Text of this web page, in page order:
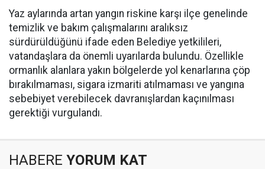
Yaz aylarında artan yangın riskine karşı ilçe genelinde
temizlik ve bakım çalışmalarını aralıksız
sürdürüldüğünü ifade eden Belediye yetkilileri,
vatandaşlara da önemli uyarılarda bulundu. Özellikle
ormanlık alanlara yakın bölgelerde yol kenarlarına çöp
bırakılmaması, sigara izmariti atılmaması ve yangına
sebebiyet verebilecek davranışlardan kaçınılması
gerektiği vurgulandı.
HABERE YORUM KAT